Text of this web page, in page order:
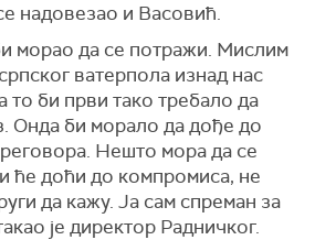
надовезао и Васовић.
морао да се потражи. Мислим
ватерпола изнад нас
то би први тако требало да
Онда би морало да дође до
Нешто мора да се
ће доћи до компромиса, не
да кажу. Ја сам спреман за
је директор Радничког.